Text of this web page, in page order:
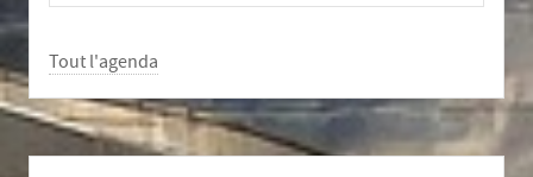
Tout l'agenda